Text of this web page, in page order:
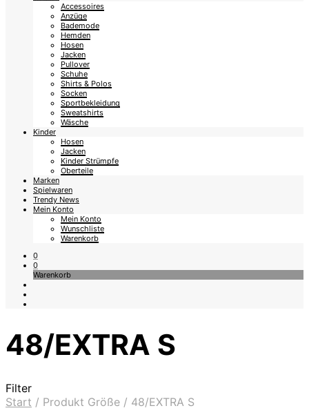
Accessoires
Anzüge
Bademode
Hemden
Hosen
Jacken
Pullover
Schuhe
Shirts & Polos
Socken
Sportbekleidung
Sweatshirts
Wäsche
Kinder
Hosen
Jacken
Kinder Strümpfe
Oberteile
Marken
Spielwaren
Trendy News
Mein Konto
Mein Konto
Wunschliste
Warenkorb
0
0
Warenkorb
48/EXTRA S
Filter
Start / Produkt Größe / 48/EXTRA S